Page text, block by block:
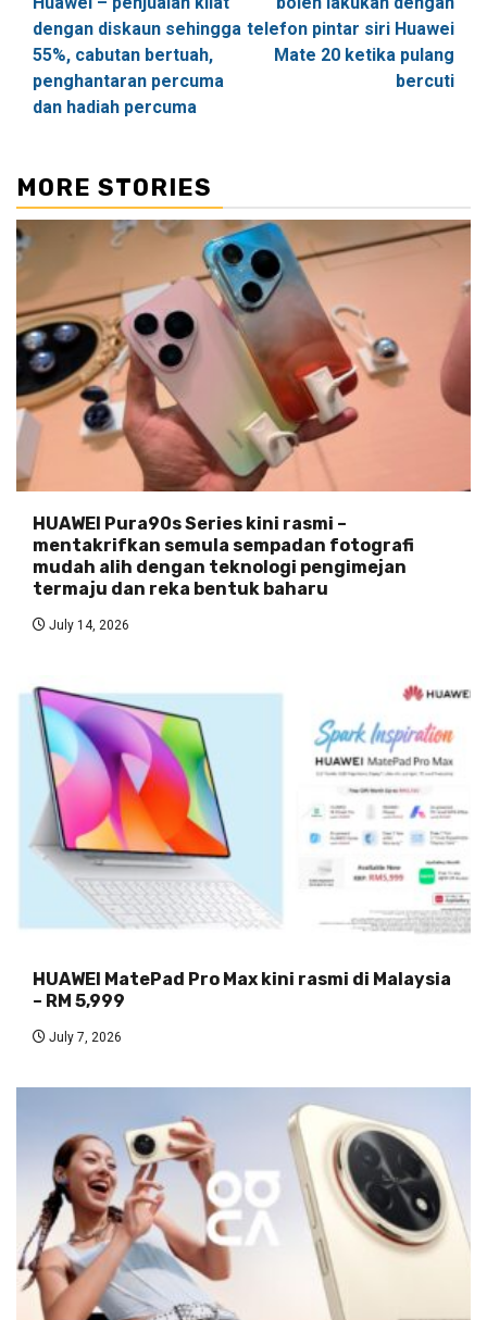
dengan diskaun sehingga
55%, cabutan bertuah,
penghantaran percuma
dan hadiah percuma
telefon pintar siri Huawei
Mate 20 ketika pulang
bercuti
MORE STORIES
HUAWEI Pura90s Series kini rasmi –
mentakrifkan semula sempadan fotografi
mudah alih dengan teknologi pengimejan
termaju dan reka bentuk baharu
July 14, 2026
HUAWEI MatePad Pro Max kini rasmi di Malaysia
– RM 5,999
July 7, 2026